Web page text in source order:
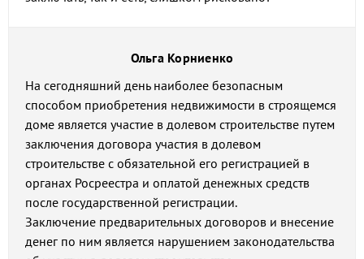
Ольга Корниенко
На сегодняшний день наиболее безопасным
способом приобретения недвижимости в строящемся
доме является участие в долевом строительстве путем
заключения договора участия в долевом
строительстве с обязательной его регистрацией в
органах Росреестра и оплатой денежных средств
после государственной регистрации.
Заключение предварительных договоров и внесение
денег по ним является нарушением законодательства